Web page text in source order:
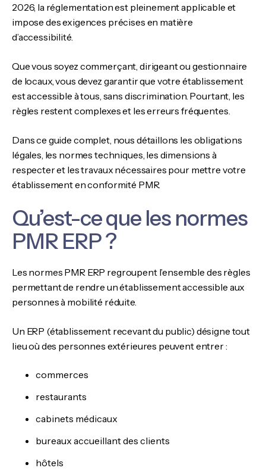
2026, la réglementation est pleinement applicable et
impose des exigences précises en matière
d’accessibilité.
Que vous soyez commerçant, dirigeant ou gestionnaire
de locaux, vous devez garantir que votre établissement
est accessible à tous, sans discrimination. Pourtant, les
règles restent complexes et les erreurs fréquentes.
Dans ce guide complet, nous détaillons les obligations
légales, les normes techniques, les dimensions à
respecter et les travaux nécessaires pour mettre votre
établissement en conformité PMR.
Qu’est-ce que les normes
PMR ERP ?
Les normes PMR ERP regroupent l’ensemble des règles
permettant de rendre un établissement accessible aux
personnes à mobilité réduite.
Un ERP (établissement recevant du public) désigne tout
lieu où des personnes extérieures peuvent entrer :
commerces
restaurants
cabinets médicaux
bureaux accueillant des clients
hôtels